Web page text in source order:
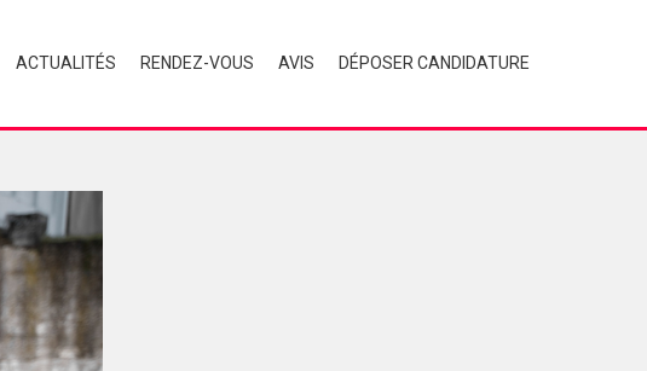
ACTUALITÉS RENDEZ-VOUS AVIS DÉPOSER CANDIDATURE